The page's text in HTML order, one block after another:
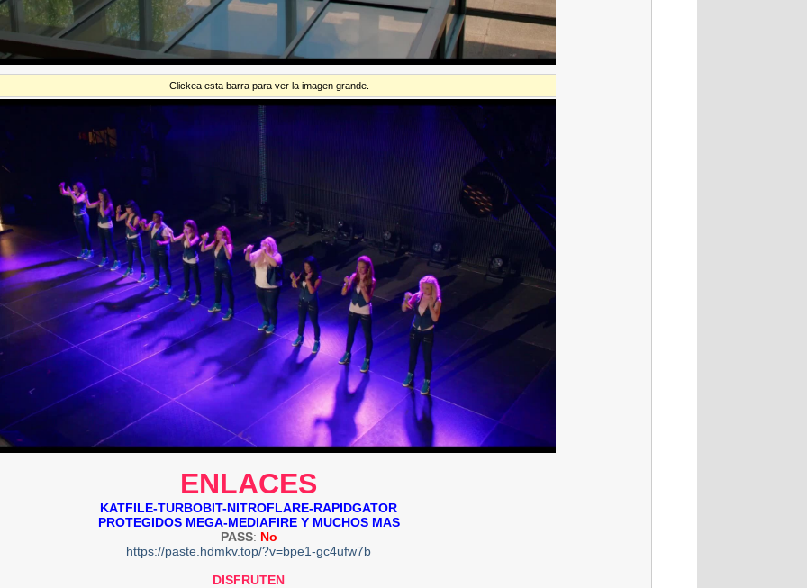
Clickea esta barra para ver la imagen grande.
ENLACES
KATFILE-TURBOBIT-NITROFLARE-RAPIDGATOR
PROTEGIDOS MEGA-MEDIAFIRE Y MUCHOS MAS
PASS: No
https://paste.hdmkv.top/?v=bpe1-gc4ufw7b
DISFRUTEN